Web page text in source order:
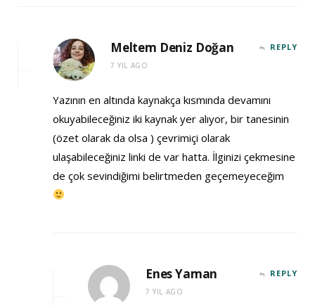
Meltem Deniz Doğan
7 YIL AGO
REPLY
Yazının en altında kaynakça kısmında devamını
okuyabileceğiniz iki kaynak yer alıyor, bir tanesinin
(özet olarak da olsa ) çevrimiçi olarak
ulaşabileceğiniz linki de var hatta. İlginizi çekmesine
de çok sevindiğimi belirtmeden geçemeyeceğim
Enes Yaman
7 YIL AGO
REPLY